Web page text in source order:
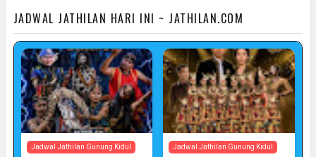
JADWAL JATHILAN HARI INI ~ JATHILAN.COM
Jadwal Jathilan Gunung Kidul Jadwal Jathilan Gunung Kidul